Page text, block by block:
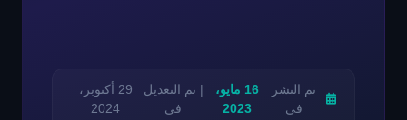
تم النشر
في
16 مايو،
2023
| تم التعديل
في
29 أكتوبر،
2024